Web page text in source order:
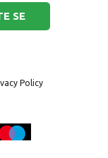
SE
Policy